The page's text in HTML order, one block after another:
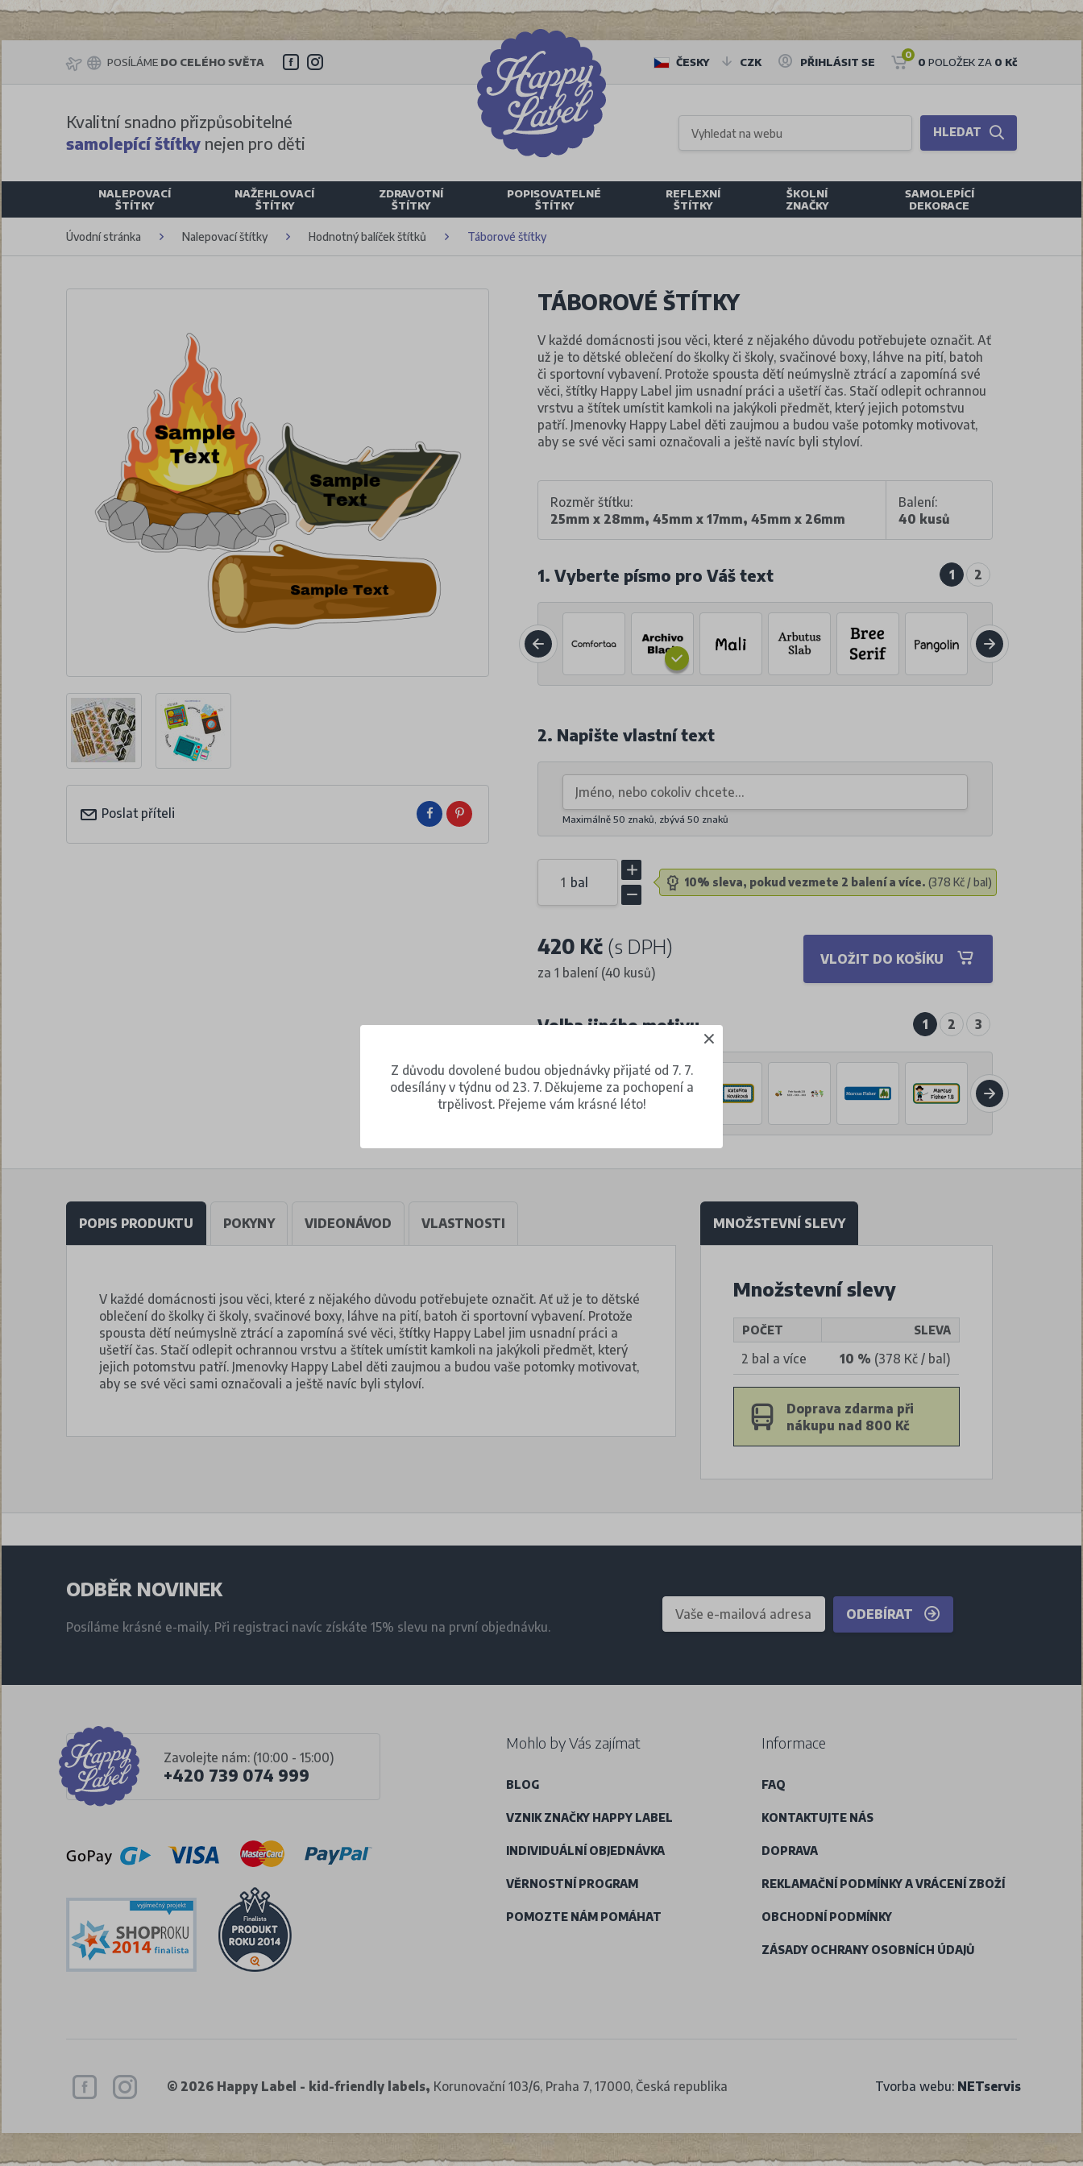
POSÍLÁME DO CELÉHO SVĚTA ČESKY CZK PŘIHLÁSIT SE
0
0 POLOŽEK ZA 0 Kč
Kvalitní snadno přizpůsobitelné
samolepící štítky nejen pro děti
HLEDAT
NALEPOVACÍ
ŠTÍTKY
NAŽEHLOVACÍ
ŠTÍTKY
ZDRAVOTNÍ
ŠTÍTKY
POPISOVATELNÉ
ŠTÍTKY
REFLEXNÍ
ŠTÍTKY
ŠKOLNÍ
ZNAČKY
SAMOLEPÍCÍ
DEKORACE
Úvodní stránka Nalepovací štítky Hodnotný balíček štítků Táborové štítky
Poslat příteli
TÁBOROVÉ ŠTÍTKY
V každé domácnosti jsou věci, které z nějakého důvodu potřebujete označit. Ať
už je to dětské oblečení do školky či školy, svačinové boxy, láhve na pití, batoh
či sportovní vybavení. Protože spousta dětí neúmyslně ztrácí a zapomíná své
věci, štítky Happy Label jim usnadní práci a ušetří čas. Stačí odlepit ochrannou
vrstvu a štítek umístit kamkoli na jakýkoli předmět, který jejich potomstvu
patří. Jmenovky Happy Label děti zaujmou a budou vaše potomky motivovat,
aby se své věci sami označovali a ještě navíc byli styloví.
Rozměr štítku:
25mm x 28mm, 45mm x 17mm, 45mm x 26mm
Balení:
40 kusů
1. Vyberte písmo pro Váš text 1 2
2. Napište vlastní text
Maximálně 50 znaků, zbývá 50 znaků
bal 10% sleva, pokud vezmete 2 balení a více. (378 Kč / bal)
420 Kč (s DPH)
za 1 balení (40 kusů)
VLOŽIT DO KOŠÍKU
Volba jiného motivu 1 2 3
POPIS PRODUKTU POKYNY VIDEONÁVOD VLASTNOSTI
V každé domácnosti jsou věci, které z nějakého důvodu potřebujete označit. Ať už je to dětské
oblečení do školky či školy, svačinové boxy, láhve na pití, batoh či sportovní vybavení. Protože
spousta dětí neúmyslně ztrácí a zapomíná své věci, štítky Happy Label jim usnadní práci a
ušetří čas. Stačí odlepit ochrannou vrstvu a štítek umístit kamkoli na jakýkoli předmět, který
jejich potomstvu patří. Jmenovky Happy Label děti zaujmou a budou vaše potomky motivovat,
aby se své věci sami označovali a ještě navíc byli styloví.
MNOŽSTEVNÍ SLEVY
Množstevní slevy
POČET SLEVA
2 bal a více 10 % (378 Kč / bal)
Doprava zdarma při
nákupu nad 800 Kč
ODBĚR NOVINEK
Posíláme krásné e-maily. Při registraci navíc získáte 15% slevu na první objednávku.
ODEBÍRAT
Zavolejte nám: (10:00 - 15:00)
+420 739 074 999
Mohlo by Vás zajímat
BLOG
VZNIK ZNAČKY HAPPY LABEL
INDIVIDUÁLNÍ OBJEDNÁVKA
VĚRNOSTNÍ PROGRAM
POMOZTE NÁM POMÁHAT
Informace
FAQ
KONTAKTUJTE NÁS
DOPRAVA
REKLAMAČNÍ PODMÍNKY A VRÁCENÍ ZBOŽÍ
OBCHODNÍ PODMÍNKY
ZÁSADY OCHRANY OSOBNÍCH ÚDAJŮ
© 2026 Happy Label - kid-friendly labels, Korunovační 103/6, Praha 7, 17000, Česká republika Tvorba webu: NETservis
Z důvodu dovolené budou objednávky přijaté od 7. 7.
odesílány v týdnu od 23. 7. Děkujeme za pochopení a
trpělivost. Přejeme vám krásné léto!